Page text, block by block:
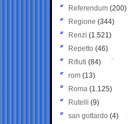
Referendum (200)
Regione (344)
Renzi (1.521)
Repetto (46)
Rifiuti (84)
rom (13)
Roma (1.125)
Rutelli (9)
san gottardo (4)